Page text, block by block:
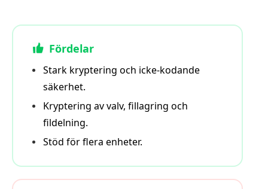
Fördelar
Stark kryptering och icke-kodande
säkerhet.
Kryptering av valv, fillagring och
fildelning.
Stöd för flera enheter.